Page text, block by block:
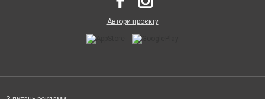
Автори проєкту